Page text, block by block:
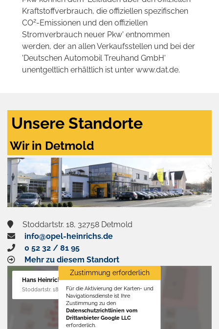
Kraftstoffverbrauch, die offiziellen spezifischen
CO2-Emissionen und den offiziellen
Stromverbrauch neuer Pkw' entnommen
werden, der an allen Verkaufsstellen und bei der
'Deutschen Automobil Treuhand GmbH'
unentgeltlich erhältlich ist unter www.dat.de.
Unsere Standorte
Wir in Detmold
Stoddartstr. 18, 32758 Detmold
info@opel-heinrichs.de
0 52 32 / 81 95
Mehr zu diesem Standort
Hans Heinrichs GmbH
Stoddartstr. 18, 32758 Detmold
Zustimmung erforderlich
Für die Aktivierung der Karten- und
Navigationsdienste ist Ihre
Zustimmung zu den
Datenschutzrichtlinien vom
Drittanbieter Google LLC
erforderlich.